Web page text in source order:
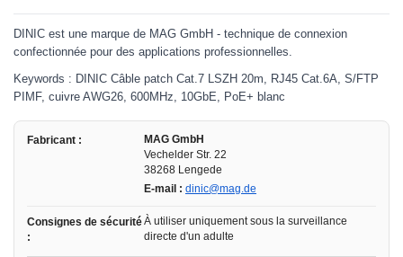
DINIC est une marque de MAG GmbH - technique de connexion
confectionnée pour des applications professionnelles.
Keywords : DINIC Câble patch Cat.7 LSZH 20m, RJ45 Cat.6A, S/FTP
PIMF, cuivre AWG26, 600MHz, 10GbE, PoE+ blanc
Fabricant :
MAG GmbH
Vechelder Str. 22
38268 Lengede
E-mail : dinic@mag.de
Consignes de sécurité
:
À utiliser uniquement sous la surveillance
directe d'un adulte